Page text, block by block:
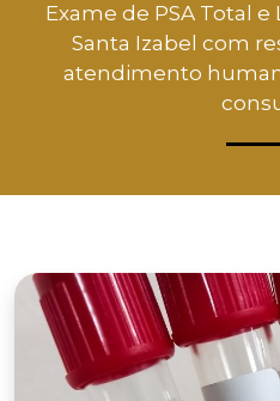
Exame de PSA Total
Santa Izabel com
atendimento